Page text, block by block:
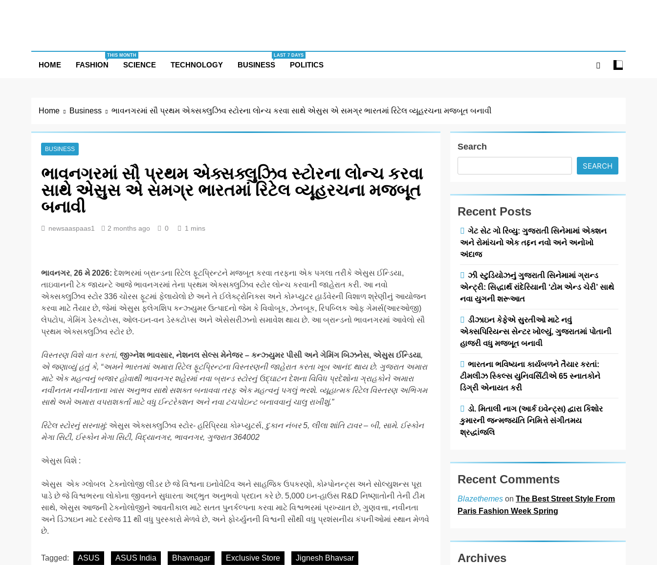
HOME FASHION
THIS MONTH
SCIENCE TECHNOLOGY BUSINESS
LAST 7 DAYS
POLITICS
Home Business ભાવનગરમાં સૌ પ્રથમ એક્સક્લુઝિવ સ્ટોરના લોન્ચ કરવા સાથે એસુસ એ સમગ્ર ભારતમાં રિટેલ વ્યૂહરચના મજબૂત બનાવી
BUSINESS
ભાવનગરમાં સૌ પ્રથમ એક્સક્લુઝિવ સ્ટોરના લોન્ચ કરવા
સાથે એસુસ એ સમગ્ર ભારતમાં રિટેલ વ્યૂહરચના મજબૂત
બનાવી
newsaaspaas1 2 months ago 0 1 mins
ભાવનગર, 26 મે 2026: દેશભરમાં બ્રાન્ડના રિટેલ ફૂટપ્રિન્ટને મજબૂત કરવા તરફના એક પગલા તરીકે એસુસ ઈન્ડિયા,
તાઇવાનની ટેક જાયન્ટે આજે ભાવનગરમાં તેના પ્રથમ એક્સક્લુઝિવ સ્ટોર લોન્ચ કરવાની જાહેરાત કરી. આ નવો
એક્સક્લુઝિવ સ્ટોર 336 ચોરસ ફૂટમાં ફેલાયેલો છે અને તે ઈલેક્ટ્રોનિક્સ અને કોમ્પ્યુટર હાર્ડવેરની વિશાળ શ્રેણીનું આયોજન
કરવા માટે તૈયાર છે, જેમાં એસુસ ફ્લેગશિપ કન્ઝ્યુમર ઉત્પાદનો જેમ કે વિવોબૂક, ઝેનબૂક, રિપબ્લિક ઓફ ગેમર્સ(આરઓજી)
લેપટોપ, ગેમિંગ ડેસ્કટોપ્સ, ઓલ-ઇન-વન ડેસ્કટોપ્સ અને એસેસરીઝનો સમાવેશ થાય છે. આ બ્રાન્ડનો ભાવનગરમાં આવેલો સૌ
પ્રથમ એક્સક્લુઝિવ સ્ટોર છે.
વિસ્તરણ વિશે વાત કરતાં, જીગ્નેશ ભાવસાર, નેશનલ સેલ્સ મેનેજર – કન્ઝ્યુમરપીસી અને ગેમિંગ બિઝનેસ, એસુસ ઈન્ડિયા,
એ જણાવ્યું હતું કે, “અમને ભારતમાં અમારા રિટેલ ફૂટપ્રિન્ટના વિસ્તરણની જાહેરાત કરતા ખૂબ આનંદ થાય છે. ગુજરાત અમારા
માટે એક મહત્વનું બજાર હોવાથી ભાવનગર શહેરમાં નવા બ્રાન્ડ સ્ટોરનું ઉદ્ઘાટન દેશના વિવિધ પ્રદેશોના ગ્રાહકોને અમારા
નવીનતમ નવીનતાના ખાસ અનુભવ સાથે સશક્ત બનાવવા તરફ એક મહત્વનું પગલું ભરશે. વ્યૂહાત્મક રિટેલ વિસ્તરણ અભિગમ
સાથે અમે અમારા વપરાશકર્તા માટે વધુ ઈન્ટરેક્શન અને નવા ટચપોઇન્ટ બનાવવાનું ચાલુ રાખીશું.”
રિટેલ સ્ટોરનું સરનામું: એસુસ એક્સક્લુઝિવ સ્ટોર- હરિપ્રિયા કોમ્પ્યુટર્સ, દુકાન નંબર 5, લીલા શાંતિ ટાવર– બી, સામે. ઈસ્કોન
મેગા સિટી, ઈસ્કોન મેગા સિટી, વિદ્યાનગર, ભાવનગર, ગુજરાત 364002
એસુસ વિશે :
એસુસ એક ગ્લોબલ ટેકનોલોજી લીડર છે જે વિશ્વના ઇનોવેટિવ અને સાહજિક ઉપકરણો, કોમ્પોનન્ટ્સ અને સોલ્યુશન્સ પૂરા
પાડે છે જે વિશ્વભરના લોકોના જીવનને સુધારતા અદ્ભુત અનુભવો પ્રદાન કરે છે. 5,000 ઇન-હાઉસ R&D નિષ્ણાતોની તેની ટીમ
સાથે, એસુસ આજની ટેકનોલોજીને આવતીકાલ માટે સતત પુનર્કલ્પના કરવા માટે વિશ્વભરમાં પ્રખ્યાત છે, ગુણવત્તા, નવીનતા
અને ડિઝાઇન માટે દરરોજ 11 થી વધુ પુરસ્કારો મેળવે છે, અને ફોર્ચ્યુનની વિશ્વની સૌથી વધુ પ્રશંસનીય કંપનીઓમાં સ્થાન મેળવે
છે.
Tagged: ASUS ASUS India Bhavnagar Exclusive Store Jignesh Bhavsar
Search
SEARCH
Recent Posts
ગેટ સેટ ગો રિવ્યુ: ગુજરાતી સિનેમામાં એક્શન
અને રોમાંચનો એક તદ્દન નવો અને અનોખો
અંદાજ
ઝી સ્ટુડિયોઝનું ગુજરાતી સિનેમામાં ગ્રાન્ડ
એન્ટ્રી: સિદ્ધાર્થ રાંદેરિયાની ‘ટોમ એન્ડ ચેરી’ સાથે
નવા યુગની શરૂઆત
ડીઝાઇન કેફેએ સુરતીઓ માટે નવું
એક્સપિરિયન્સ સેન્ટર ખોલ્યું, ગુજરાતમાં પોતાની
હાજરી વધુ મજબૂત બનાવી
ભારતના ભવિષ્યના કાર્યબળને તૈયાર કરતાં:
ટીમલીઝ સ્કિલ્સ યુનિવર્સિટીએ 65 સ્નાતકોને
ડિગ્રી એનાયત કરી
ડો. મિતાલી નાગ (આર્ક ઇવેન્ટ્સ) દ્વારા કિશોર
કુમારની જન્મજયંતિ નિમિત્તે સંગીતમય
શ્રદ્ધાંજલિ
Recent Comments
Blazethemes onThe Best Street Style From
Paris Fashion Week Spring
Archives